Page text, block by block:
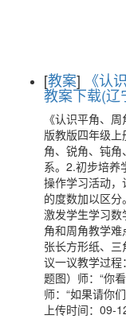
[教案] 《认
教案下载(辽
《认识平角、
版教版四年级
角、锐角、钝
系。2.初步培养
操作学习活动
的度数加以区分
激发学生学习
角和周角教学
张长方形纸、三
议一议教学过程
题图）师：“你
师：“如果请你
上传时间：09-